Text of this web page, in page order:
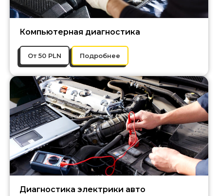
Компьютерная диагностика
От 50 PLN Подробнее
Диагностика электрики авто